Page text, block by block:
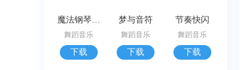
魔法钢琴师3手机版
舞蹈音乐
下载
梦与音符
舞蹈音乐
下载
节奏快闪
舞蹈音乐
下载